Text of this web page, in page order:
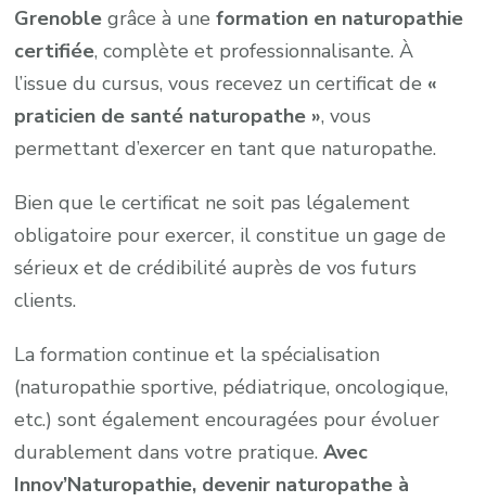
Grenoble grâce à uneformation en naturopathie
certifiée, complète et professionnalisante. À
l’issue du cursus, vous recevez un certificat de «
praticien de santé naturopathe », vous
permettant d’exercer en tant que naturopathe.
Bien que le certificat ne soit pas légalement
obligatoire pour exercer, il constitue un gage de
sérieux et de crédibilité auprès de vos futurs
clients.
La formation continue et la spécialisation
(naturopathie sportive, pédiatrique, oncologique,
etc.) sont également encouragées pour évoluer
durablement dans votre pratique.Avec
Innov’Naturopathie, devenir naturopathe à